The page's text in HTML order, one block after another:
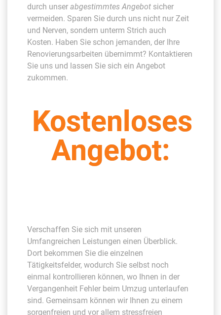
durch unser abgestimmtes Angebot sicher
vermeiden. Sparen Sie durch uns nicht nur Zeit
und Nerven, sondern unterm Strich auch
Kosten. Haben Sie schon jemanden, der Ihre
Renovierungsarbeiten übernimmt? Kontaktieren
Sie uns und lassen Sie sich ein Angebot
zukommen.
Kostenloses
Angebot:
Verschaffen Sie sich mit unseren
Umfangreichen Leistungen einen Überblick.
Dort bekommen Sie die einzelnen
Tätigkeitsfelder, wodurch Sie selbst noch
einmal kontrollieren können, wo Ihnen in der
Vergangenheit Fehler beim Umzug unterlaufen
sind. Gemeinsam können wir Ihnen zu einem
sorgenfreien und vor allem stressfreien